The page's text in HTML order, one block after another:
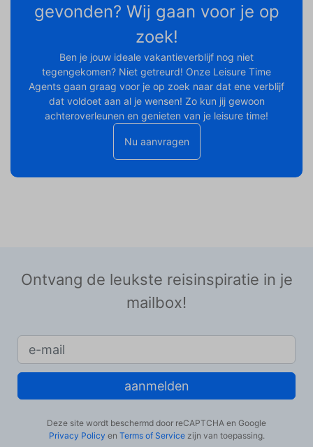
gevonden? Wij gaan voor je op
zoek!
Ben je jouw ideale vakantieverblijf nog niet
tegengekomen? Niet getreurd! Onze Leisure Time
Agents gaan graag voor je op zoek naar dat ene verblijf
dat voldoet aan al je wensen! Zo kun jij gewoon
achteroverleunen en genieten van je leisure time!
Nu aanvragen
Ontvang de leukste reisinspiratie in je
mailbox!
aanmelden
Deze site wordt beschermd door reCAPTCHA en Google
Privacy Policy en Terms of Servicezijn van toepassing.